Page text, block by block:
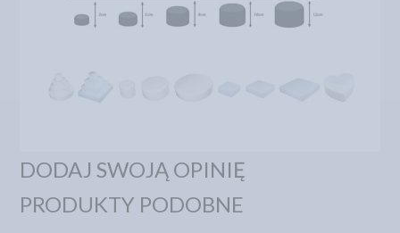
DODAJ SWOJĄ OPINIĘ
PRODUKTY PODOBNE